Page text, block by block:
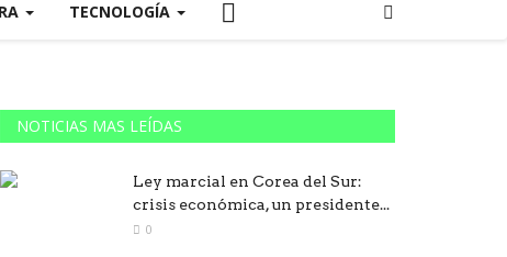
TECNOLOGÍA
NOTICIAS MAS LEÍDAS
Ley marcial en Corea del Sur:
crisis económica, un presidente...
0